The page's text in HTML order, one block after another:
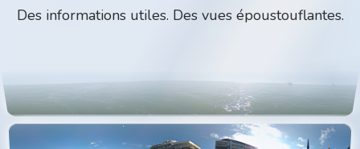
Des informations utiles. Des vues époustouflantes.